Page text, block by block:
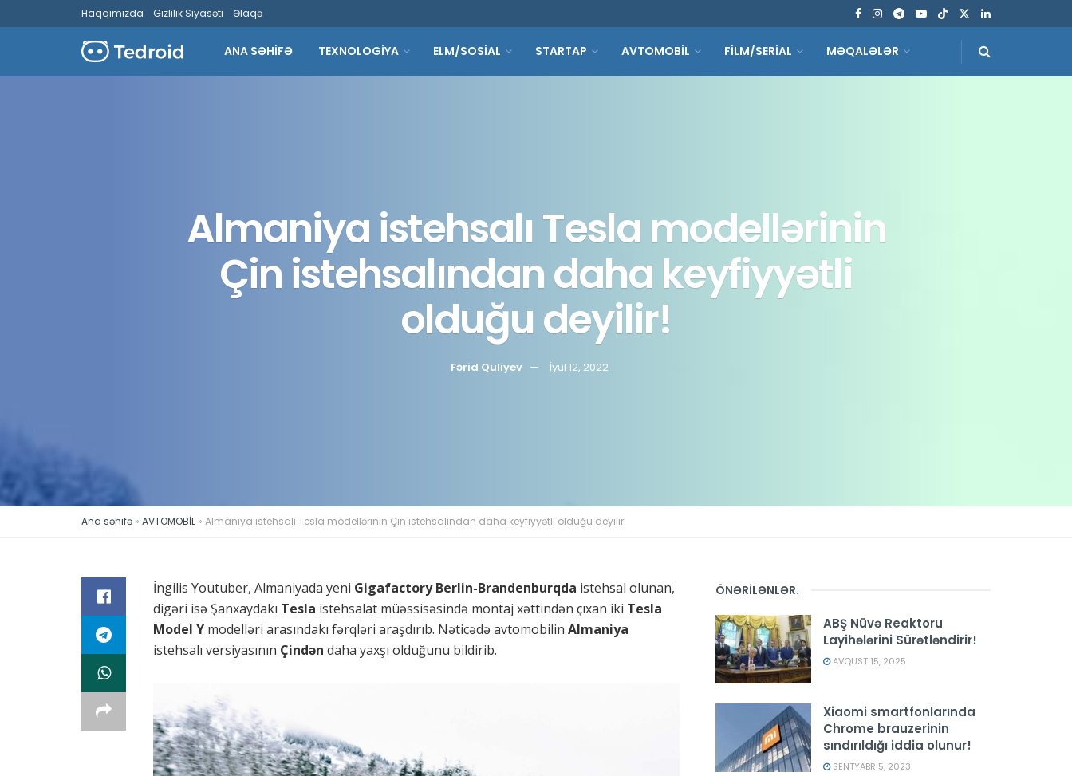
Haqqımızda Gizlilik Siyasəti Əlaqə
ANA SƏHİFƏ TEXNOLOGİYA ELM/SOSİAL STARTAP AVTOMOBİL FİLM/SERİAL MƏQALƏLƏR
Almaniya istehsalı Tesla modellərinin
Çin istehsalından daha keyfiyyətli
olduğu deyilir!
Fərid Quliyev İyul 12, 2022
Ana səhifə » AVTOMOBİL » Almaniya istehsalı Tesla modellərinin Çin istehsalından daha keyfiyyətli olduğu deyilir!
İngilis Youtuber, Almaniyada yeni Gigafactory Berlin-Brandenburqda istehsal olunan,
digəri isə Şanxaydakı Tesla istehsalat müəssisəsində montaj xəttindən çıxan iki Tesla
Model Y modelləri arasındakı fərqləri araşdırıb. Nəticədə avtomobilin Almaniya
istehsalı versiyasının Çindən daha yaxşı olduğunu bildirib.
ÖNƏRİLƏNLƏR.
ABŞ Nüvə Reaktoru
Layihələrini Sürətləndirir!
AVQUST 15, 2025
Xiaomi smartfonlarında
Chrome brauzerinin
sındırıldığı iddia olunur!
SENTYABR 5, 2023